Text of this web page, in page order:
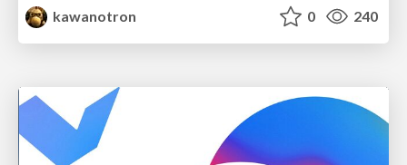
kawanotron
0 240